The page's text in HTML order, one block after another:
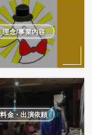
理念/事業内容
料金・出演依頼